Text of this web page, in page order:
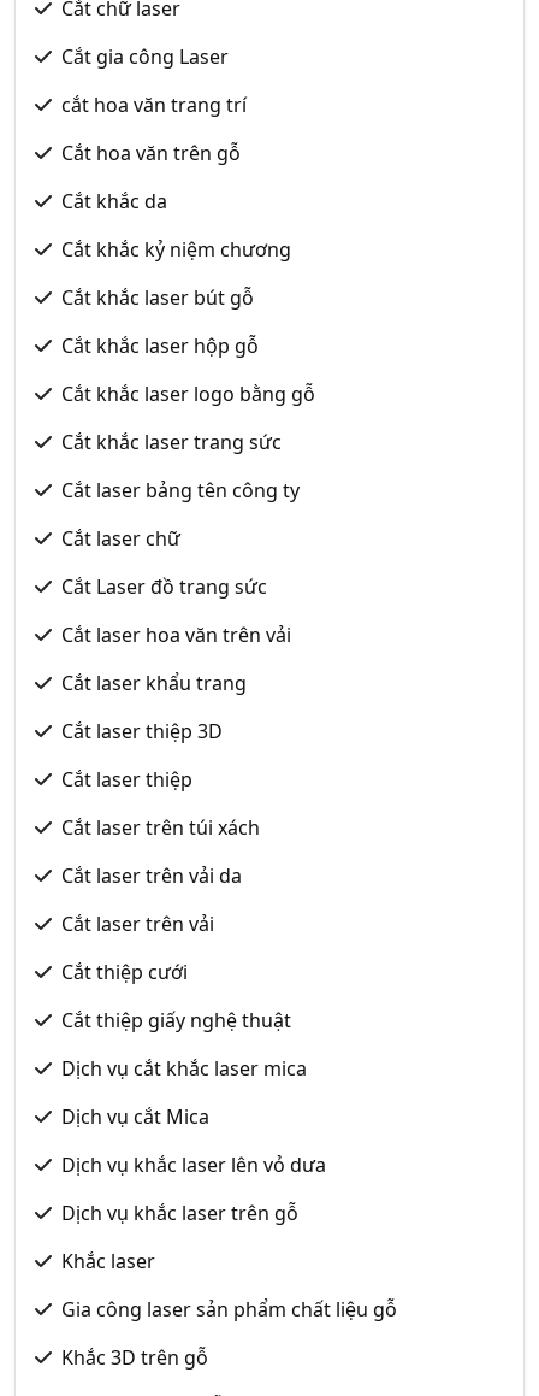
Cắt chữ laser
Cắt gia công Laser
cắt hoa văn trang trí
Cắt hoa văn trên gỗ
Cắt khắc da
Cắt khắc kỷ niệm chương
Cắt khắc laser bút gỗ
Cắt khắc laser hộp gỗ
Cắt khắc laser logo bằng gỗ
Cắt khắc laser trang sức
Cắt laser bảng tên công ty
Cắt laser chữ
Cắt Laser đồ trang sức
Cắt laser hoa văn trên vải
Cắt laser khẩu trang
Cắt laser thiệp 3D
Cắt laser thiệp
Cắt laser trên túi xách
Cắt laser trên vải da
Cắt laser trên vải
Cắt thiệp cưới
Cắt thiệp giấy nghệ thuật
Dịch vụ cắt khắc laser mica
Dịch vụ cắt Mica
Dịch vụ khắc laser lên vỏ dưa
Dịch vụ khắc laser trên gỗ
Khắc laser
Gia công laser sản phẩm chất liệu gỗ
Khắc 3D trên gỗ